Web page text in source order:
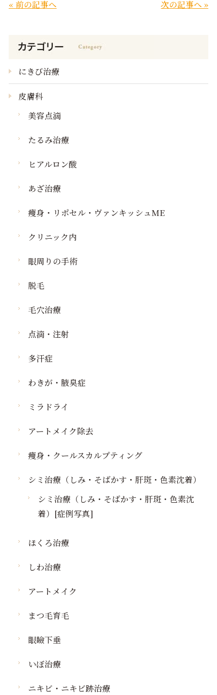
« 前の記事へ 次の記事へ »
にきび治療
皮膚科
美容点滴
たるみ治療
ヒアルロン酸
あざ治療
痩身・リポセル・ヴァンキッシュME
クリニック内
眼周りの手術
脱毛
毛穴治療
点滴・注射
多汗症
わきが・腋臭症
ミラドライ
アートメイク除去
痩身・クールスカルプティング
シミ治療（しみ・そばかす・肝斑・色素沈着）
シミ治療（しみ・そばかす・肝斑・色素沈
着）[症例写真]
ほくろ治療
しわ治療
アートメイク
まつ毛育毛
眼瞼下垂
いぼ治療
ニキビ・ニキビ跡治療